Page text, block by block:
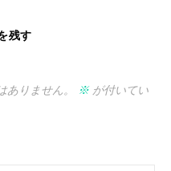
残す
りません。 ※が付いてい